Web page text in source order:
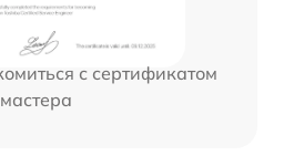
с сертификатом
мастера